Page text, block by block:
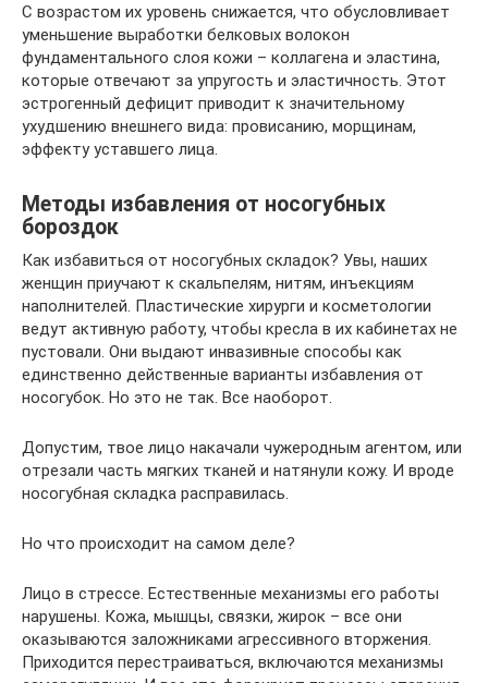
С возрастом их уровень снижается, что обусловливает
уменьшение выработки белковых волокон
фундаментального слоя кожи – коллагена и эластина,
которые отвечают за упругость и эластичность. Этот
эстрогенный дефицит приводит к значительному
ухудшению внешнего вида: провисанию, морщинам,
эффекту уставшего лица.
Методы избавления от носогубных
бороздок
Как избавиться от носогубных складок? Увы, наших
женщин приучают к скальпелям, нитям, инъекциям
наполнителей. Пластические хирурги и косметологии
ведут активную работу, чтобы кресла в их кабинетах не
пустовали. Они выдают инвазивные способы как
единственно действенные варианты избавления от
носогубок. Но это не так. Все наоборот.
Допустим, твое лицо накачали чужеродным агентом, или
отрезали часть мягких тканей и натянули кожу. И вроде
носогубная складка расправилась.
Но что происходит на самом деле?
Лицо в стрессе. Естественные механизмы его работы
нарушены. Кожа, мышцы, связки, жирок – все они
оказываются заложниками агрессивного вторжения.
Приходится перестраиваться, включаются механизмы